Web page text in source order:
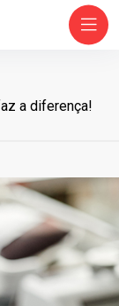
a diferença!